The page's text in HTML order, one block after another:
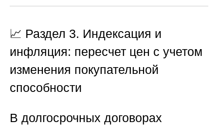
📈 Раздел 3. Индексация и
инфляция: пересчет цен с учетом
изменения покупательной
способности
В долгосрочных договорах